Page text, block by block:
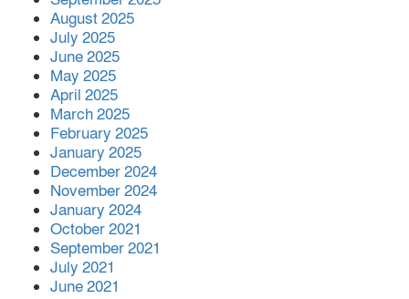
আমতৈল গ্রামে তিনটি পরিবার পেলো মাথা
গোঁ’জা’র ঠাঁ’ই
জালালাবাদ অ্যাসোসিয়েশন নির্বাচন-স্বচ্ছতা,
August 2025
July 2025
June 2025
May 2025
April 2025
March 2025
February 2025
January 2025
December 2024
November 2024
January 2024
October 2021
September 2021
July 2021
June 2021